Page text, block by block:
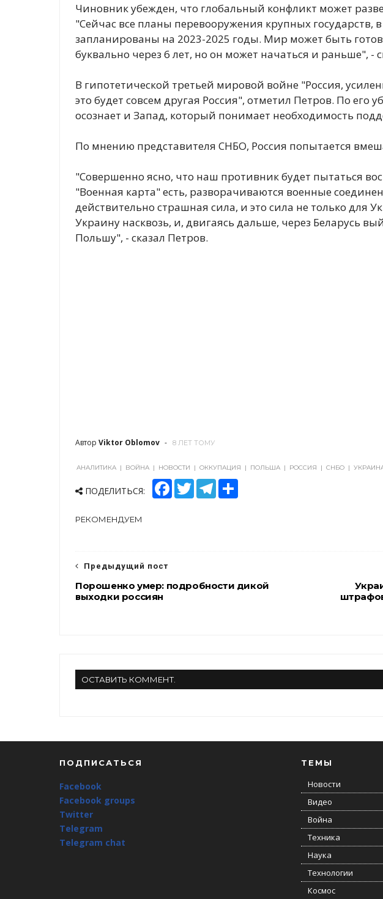
Чиновник убежден, что глобальный конфликт может
"Сейчас все планы перевооружения крупных государств,
запланированы на 2023-2025 годы. Мир может быть
буквально через 6 лет, но он может начаться и раньше", -
В гипотетической третьей мировой войне "Россия,
это будет совсем другая Россия", отметил Петров. По его
осознает и Запад, который понимает необходимость
По мнению представителя СНБО, Россия попытается
"Совершенно ясно, что наш противник будет пытаться
"Военная карта" есть, разворачиваются военные
действительно страшная сила, и это сила не только для
Украину насквозь, и, двигаясь дальше, через Беларусь
Польшу", - сказал Петров.
Автор Viktor Oblomov 8 ЛЕТ ТОМУ
АНАЛИТИКА | ВОЙНА | НОВОСТИ | ОККУПАЦИЯ | ПОЛЬША | РОССИЯ | СНБО |
ПОДЕЛИТЬСЯ:
F
T
w
T
РЕКОМЕНДУЕМ
Предыдущий пост
Порошенко умер: подробности дикой
выходки россиян
ОСТАВИТЬ КОММЕНТ.
ПОДПИСАТЬСЯ
Facebook
Facebook groups
Twitter
Telegram
Telegram chat
ТЕМЫ
Новости
Видео
Война
Техника
Наука
Технологии
Космос